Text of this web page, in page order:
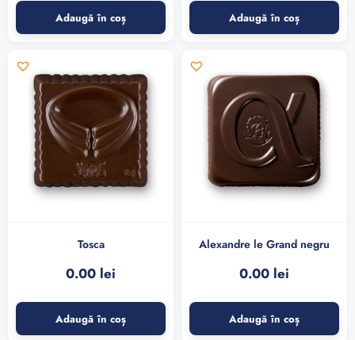
Adaugă în coș Adaugă în coș
Tosca
0.00 lei
Adaugă în coș
Alexandre le Grand negru
0.00 lei
Adaugă în coș